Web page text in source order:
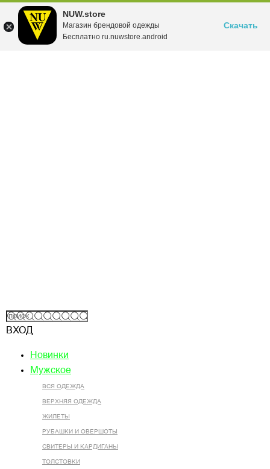
NUW.store
Магазин брендовой одежды
Бесплатно ru.nuwstore.android
Скачать
ВХОД
Новинки
Мужское
ВСЯ ОДЕЖДА
ВЕРХНЯЯ ОДЕЖДА
ЖИЛЕТЫ
РУБАШКИ И ОВЕРШОТЫ
СВИТЕРЫ И КАРДИГАНЫ
ТОЛСТОВКИ